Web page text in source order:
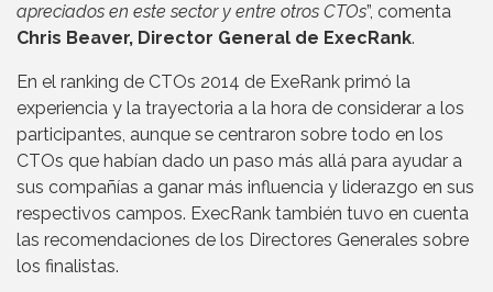
apreciados en este sector y entre otros CTOs”, comenta
Chris Beaver, Director General de ExecRank.
En el ranking de CTOs 2014 de ExeRank primó la
experiencia y la trayectoria a la hora de considerar a los
participantes, aunque se centraron sobre todo en los
CTOs que habían dado un paso más allá para ayudar a
sus compañías a ganar más influencia y liderazgo en sus
respectivos campos. ExecRank también tuvo en cuenta
las recomendaciones de los Directores Generales sobre
los finalistas.